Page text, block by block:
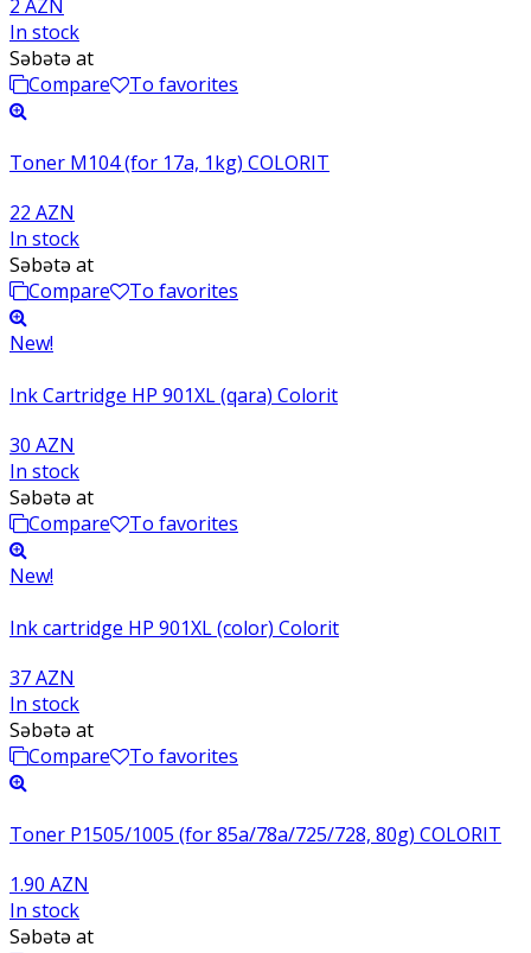
2 AZN
In stock
Səbətə at
Compare
To favorites
Toner M104 (for 17a, 1kg) COLORIT
22 AZN
In stock
Səbətə at
Compare
To favorites
New!
Ink Cartridge HP 901XL (qara) Colorit
30 AZN
In stock
Səbətə at
Compare
To favorites
New!
Ink cartridge HP 901XL (color) Colorit
37 AZN
In stock
Səbətə at
Compare
To favorites
Toner P1505/1005 (for 85a/78a/725/728, 80g) COLORIT
1.90 AZN
In stock
Səbətə at